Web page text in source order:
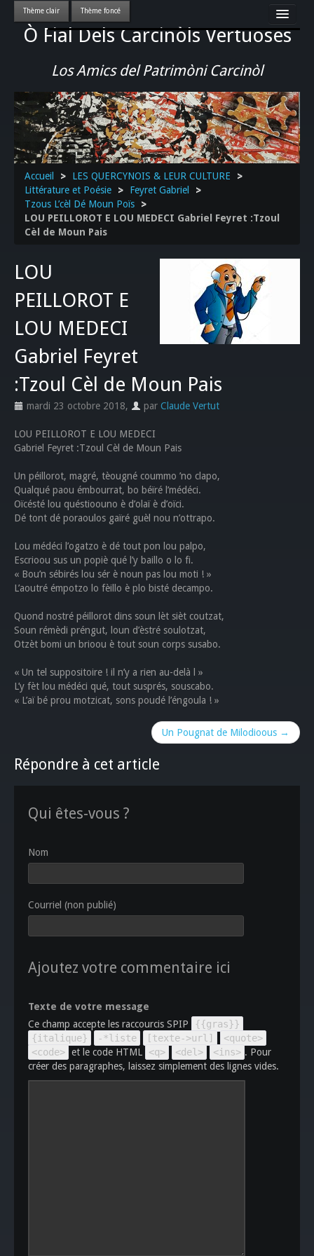
Ò Fial Dels Carcinòls Vertuoses
Los Amics del Patrimòni Carcinòl
Accueil
LES QUERCYNOIS & LEUR CULTURE
PATRIMOINE
GASTRONOMIE
ACTUALITE-CULTURE-EVENEMENTS LOCAUX
>>
Accueil > LES QUERCYNOIS & LEUR CULTURE
>
Littérature et Poésie
> Feyret Gabriel
>
Tzous L’cèl Dé Moun Poïs
>
LOU PEILLOROT E LOU MEDECI Gabriel Feyret :Tzoul
Cèl de Moun Pais
LOU
PEILLOROT E
LOU MEDECI
Gabriel Feyret
:Tzoul Cèl de Moun Pais
mardi 23 octobre 2018, par Claude Vertut
LOU PEILLOROT E LOU MEDECI
Gabriel Feyret :Tzoul Cèl de Moun Pais
Un péillorot, magré, tèougné coummo ’no clapo,
Qualqué paou émbourrat, bo béïré l’médéci.
Oïcésté lou quéstioouno è d’olaï è d’oïci.
Dé tont dé poraoulos gaïré guèl nou n’ottrapo.
Lou médéci l’ogatzo è dé tout pon lou palpo,
Escrioou sus un popiè qué l’y baillo o lo fi.
« Bou’n sébirés lou sér è noun pas lou moti ! »
L’aoutré émpotzo lo fèillo è plo bisté decampo.
Quond nostré péillorot dins soun lèt sièt coutzat,
Soun rémèdi préngut, loun d’èstré soulotzat,
Otzèt bomi un brioou è tout soun corps susabo.
« Un tel suppositoire ! il n’y a rien au-delà l »
L’y fèt lou médéci qué, tout susprés, souscabo.
« L’aï bé prou motzicat, sons poudé l’éngoula ! »
Un Pougnat de Milodioous →
Répondre à cet article
Qui êtes-vous ?
Nom
Courriel (non publié)
Ajoutez votre commentaire ici
Texte de votre message
Ce champ accepte les raccourcis SPIP
{{gras}}
{italique}
-*liste [texte->url]
<quote>
<code> et le code HTML <q> <del> <ins> . Pour
créer des paragraphes, laissez simplement des lignes vides.